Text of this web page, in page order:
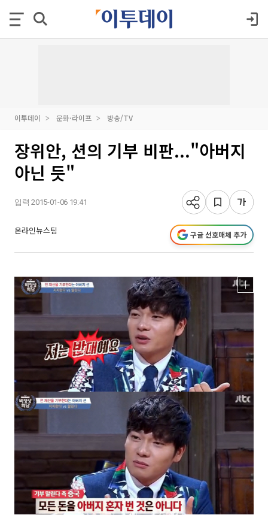
이투데이 문화·라이프 방송/TV
장위안, 션의 기부 비판..."아버지
아닌 듯"
입력 2015-01-06 19:41
온라인뉴스팀 구글 선호매체 추가